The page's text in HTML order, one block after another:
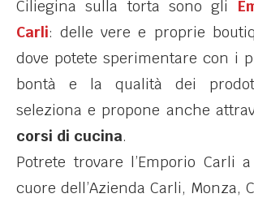
Ciliegina sulla torta sono gli
Carli: delle vere e proprie
dove potete sperimentare con i
bontà e la qualità dei
seleziona e propone anche
corsi di cucina.
Potrete trovare l’Emporio Carli
cuore dell’Azienda Carli, Monza,